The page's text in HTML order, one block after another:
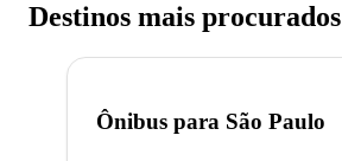
Destinos mais procurados
Ônibus para São Paulo